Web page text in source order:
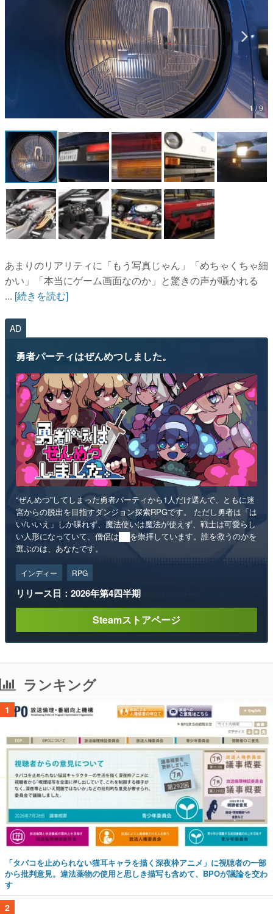
ゲームが変えた日本語
「経験値」「裏技」「ラスボス」… ゲームにまつわる言葉
の起源や用法の変遷を、コンピューター文化史研究家・タ
イニーP氏が徹底調査。
カテゴリ
女性向け
アプリレビュー
その他
電ファミニコゲーマーとは？
運営：株式会社マレ
1 / 9
あまりのリアリティに「もう写真じゃん」「めちゃくちゃ細
かい」「本当にゲーム画面なのか」と驚きの声が囁かれる
... [続きを読む]
AD
勇者パーティはぜんめつしました。
“ぜんめつ”してしまった勇者パーティから1人だけ選んで、ともに迷
宮からの脱出を目指すダンジョン探索RPGです。 ただし勇者は「は
い/いいえ」しか喋れず、魔法使いは魔法が使えず、戦士は可愛らし
い人形になっていて、僧侶は██を崇拝しています。誰を救うのかを
選ぶのは、あなたです。
インディー RPG
リリース日：2026年第4四半期
Steamストアページ
ランキング
1
「タバコを止められない猫耳キャラを描く深夜枠アニメ」に視聴者の一部
から批判意見。違法薬物の使用と思しき描写も含めて、BPOが議論を交わ
す
2